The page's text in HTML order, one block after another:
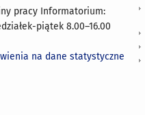
pracy Informatorium:
piątek 8.00–16.00
na dane statystyczne